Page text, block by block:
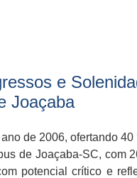
e
Joaçaba
de 2006, ofertando
de Joaçaba-SC, com
potencial crítico e